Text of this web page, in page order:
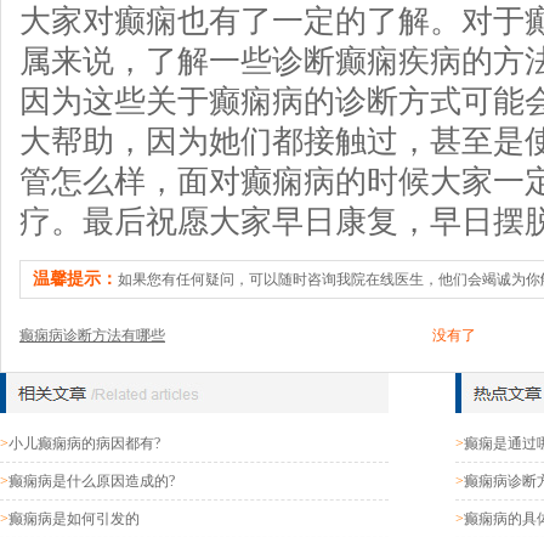
大家对癫痫也有了一定的了解。对于
属来说，了解一些诊断癫痫疾病的方
因为这些关于癫痫病的诊断方式可能
大帮助，因为她们都接触过，甚至是
管怎么样，面对癫痫病的时候大家一
疗。最后祝愿大家早日康复，早日摆
温馨提示： 如果您有任何疑问，可以随时咨询我院在线医生，他们会竭诚为你
癫痫病诊断方法有哪些 没有了
>小儿癫痫病的病因都有?
>癫痫病是什么原因造成的?
>癫痫病是如何引发的
>癫痫是通过
>癫痫病诊断
>癫痫病的具